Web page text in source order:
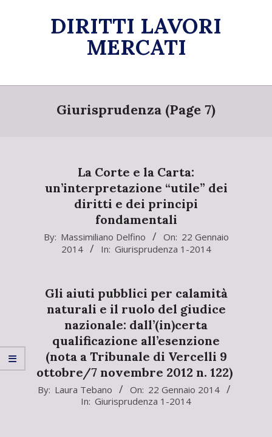
DIRITTI LAVORI
MERCATI
Primary
Giurisprudenza (Page 7)
La Corte e la Carta:
un’interpretazione “utile” dei
diritti e dei principi
fondamentali
2014-
By: Massimiliano Delfino On: 22 Gennaio
2014
In: Giurisprudenza 1-2014
Gli aiuti pubblici per calamità
naturali e il ruolo del giudice
nazionale: dall’(in)certa
qualificazione all’esenzione
(nota a Tribunale di Vercelli 9
ottobre/7 novembre 2012 n. 122)
2014-
By: Laura Tebano On: 22 Gennaio 2014
In: Giurisprudenza 1-2014